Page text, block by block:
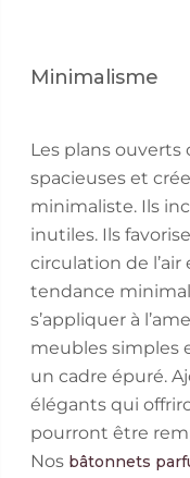
Minimalisme
Les plans
spacieuses et
minimaliste. Ils
inutiles. Ils
circulation de l’air
tendance
s’appliquer à
meubles simples
un cadre épuré.
élégants qui
pourront être
Nos bâtonnets